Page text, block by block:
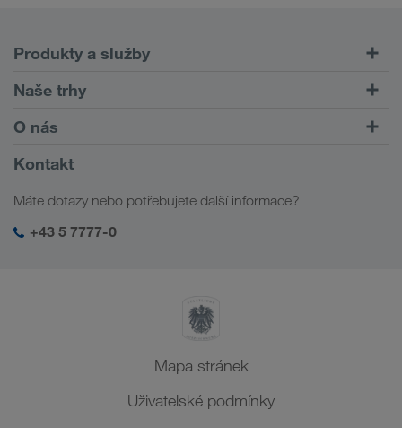
Produkty a služby
Silniční doprava
Zákaznický portál CONNECT
Digitální řešení
Řešení podle odvětví
Naše trhy
Evropa
Kavkaz
Střední Asie
Blízký východ
O nás
Informace o firmě
Sociální odpovědnost
Management SHEQ
Kontakt
Máte dotazy nebo potřebujete další informace?
+43 5 7777-0
Mapa stránek
Uživatelské podmínky